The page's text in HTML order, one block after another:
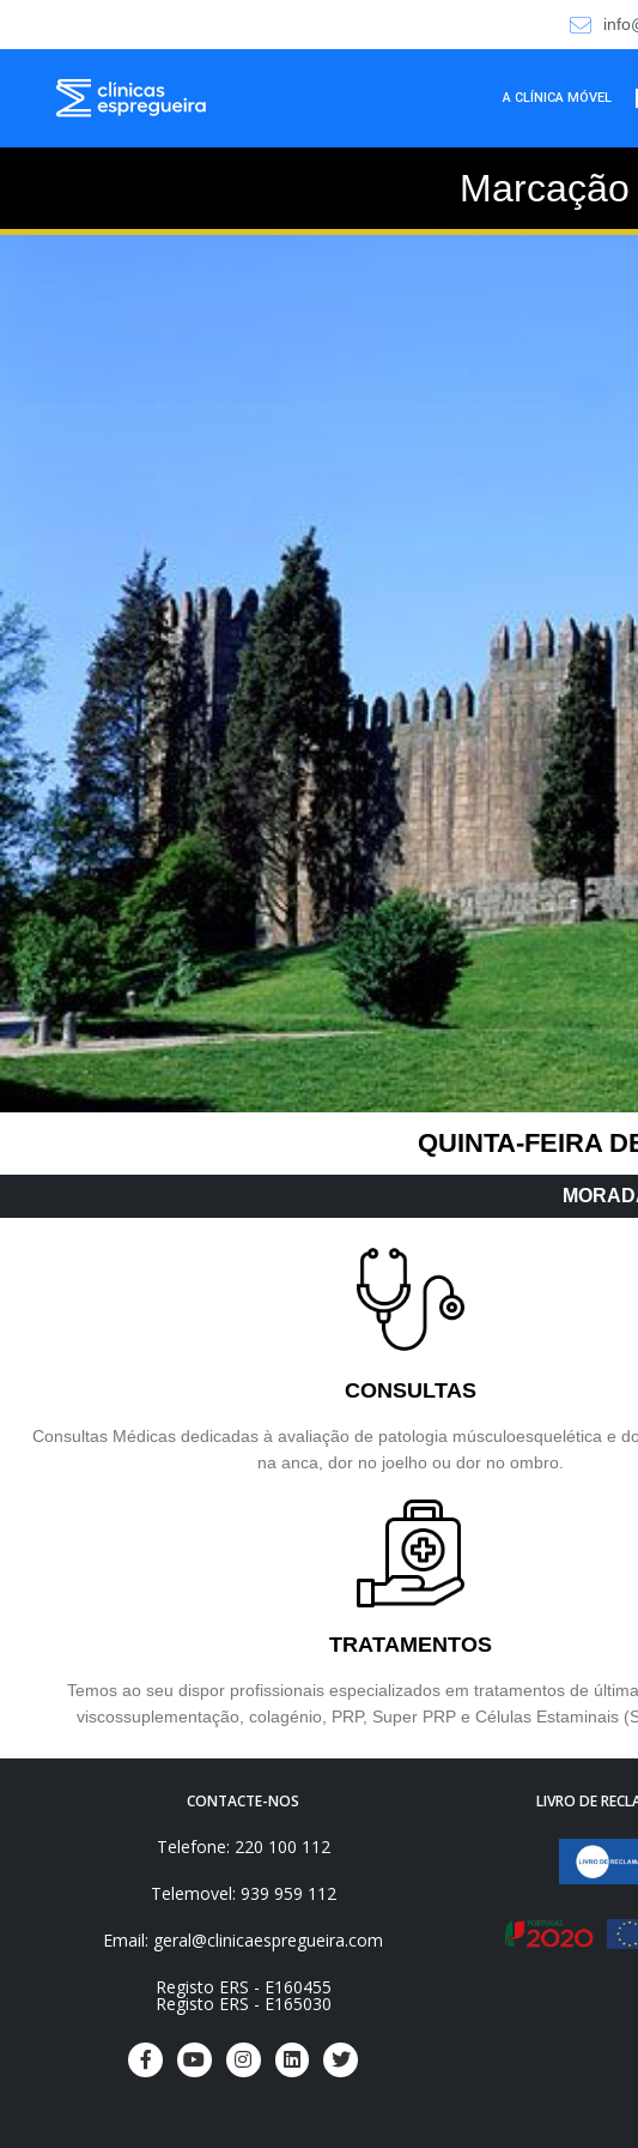
A CLÍNICA MÓVEL
QUINTA-FEIRA
CONSULTAS
Consultas Médicas dedicadas à avaliação de patologia músculoesquelética e
na anca, dor no joelho ou dor no ombro.
TRATAMENTOS
Temos ao seu dispor profissionais especializados em tratamentos de
viscossuplementação, colagénio, PRP, Super PRP e Células Estaminais
CONTACTE-NOS
Telefone: 220 100 112
Telemovel: 939 959 112
Email: geral@clinicaespregueira.com
Registo ERS - E160455
Registo ERS - E165030
LIVRO DE